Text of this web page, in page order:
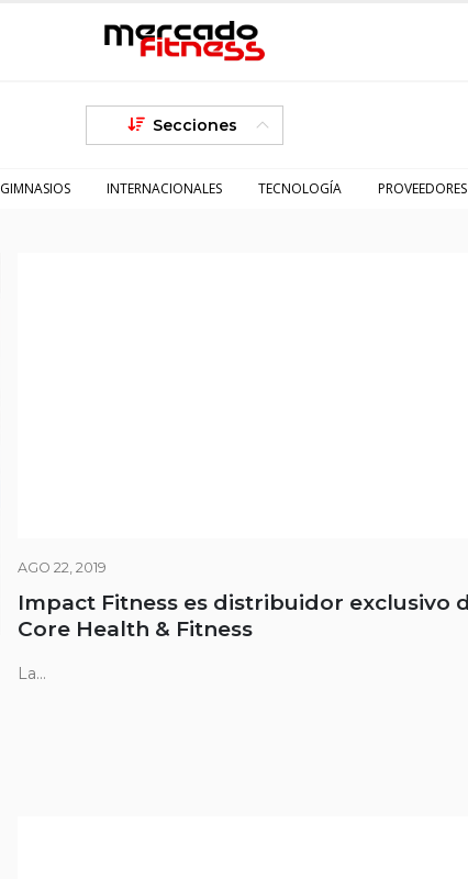
Secciones
GIMNASIOS INTERNACIONALES TECNOLOGÍA PROVEEDORES
AGO 22, 2019
Impact Fitness es distribuidor exclusivo
Core Health & Fitness
La...